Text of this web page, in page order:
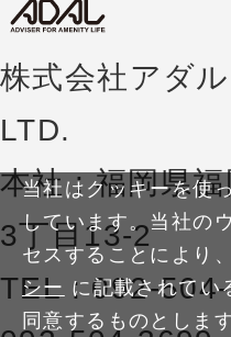
当社はクッキーを使
しています。当社の
セスすることにより、
シー に記載されてい
同意するものとします
株式会社アダ
LTD.
本社 : 福岡県
3丁目13-2
TEL : 092-